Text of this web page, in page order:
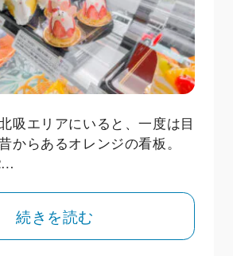
吸エリアにいると、一度は目
からあるオレンジの看板。
続きを読む